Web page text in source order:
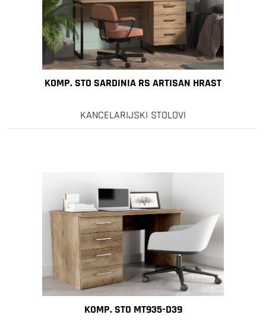
KOMP. STO SARDINIA RS ARTISAN HRAST
KANCELARIJSKI STOLOVI
KOMP. STO MT935-D39